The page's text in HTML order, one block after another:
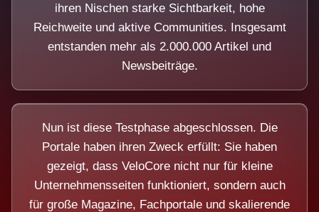
ihren Nischen starke Sichtbarkeit, hohe
Reichweite und aktive Communities. Insgesamt
entstanden mehr als 2.000.000 Artikel und
Newsbeiträge.
Nun ist diese Testphase abgeschlossen. Die
Portale haben ihren Zweck erfüllt: Sie haben
gezeigt, dass VeloCore nicht nur für kleine
Unternehmensseiten funktioniert, sondern auch
für große Magazine, Fachportale und skalierende